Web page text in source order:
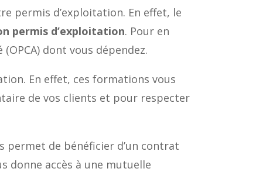
permis d’exploitation. En effet, le
permis d’exploitation. Pour en
dont vous dépendez.
En effet, ces formations vous
de vos clients et pour respecter
permet de bénéficier d’un contrat
donne accès à une mutuelle